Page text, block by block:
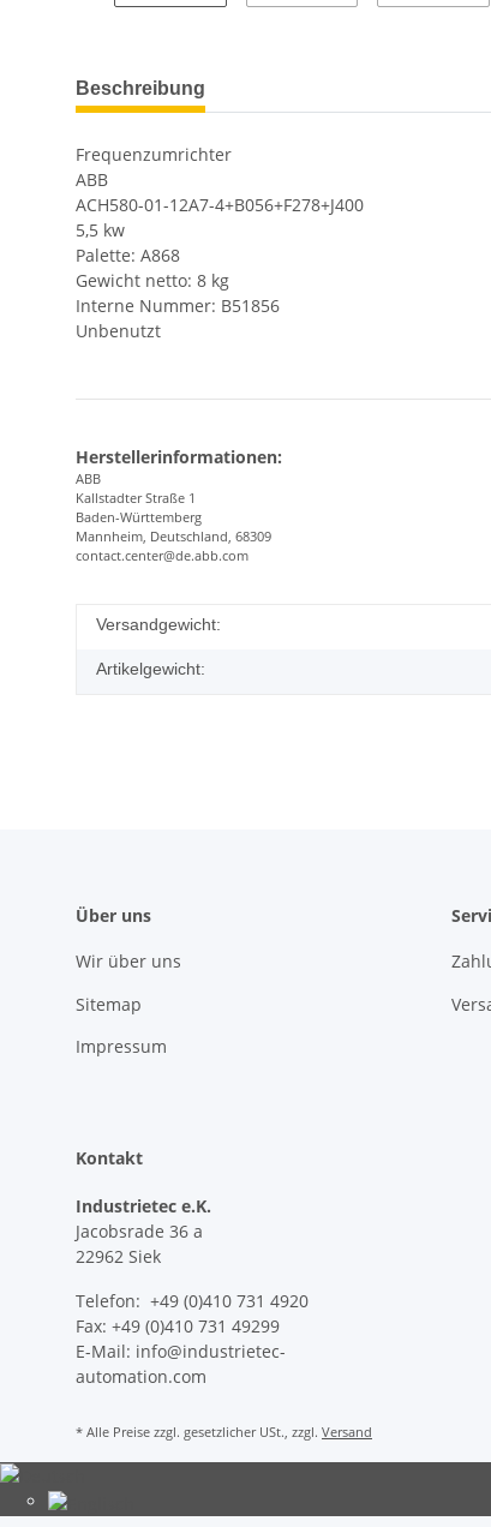
Beschreibung
Frequenzumrichter
ABB
ACH580-01-12A7-4+B056+F278+J400
5,5 kw
Palette: A868
Gewicht netto: 8 kg
Interne Nummer: B51856
Unbenutzt
Herstellerinformationen:
ABB
Kallstadter Straße 1
Baden-Württemberg
Mannheim, Deutschland, 68309
contact.center@de.abb.com
Versandgewicht:
Artikelgewicht:
Über uns
Wir über uns
Sitemap
Impressum
Kontakt
Industrietec e.K.
Jacobsrade 36 a
22962 Siek
Telefon: +49 (0)410 731 4920
Fax: +49 (0)410 731 49299
E-Mail: info@industrietec-
automation.com
* Alle Preise zzgl. gesetzlicher USt., zzgl. Versand